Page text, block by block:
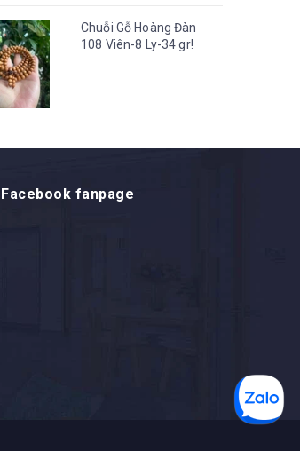
Chuỗi Gỗ Hoàng Đàn
108 Viên-8 Ly-34 gr!
Facebook fanpage